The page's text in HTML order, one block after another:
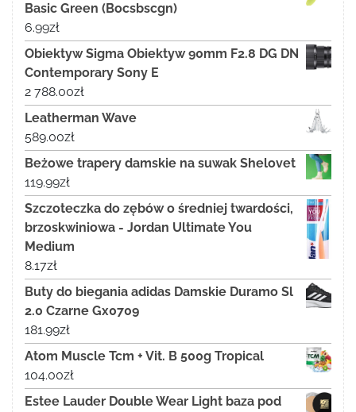
Basic Green (Bocsbscgn)
6.99zł
Obiektyw Sigma Obiektyw 90mm F2.8 DG DN
Contemporary Sony E
2 788.00zł
Leatherman Wave
589.00zł
Beżowe trapery damskie na suwak Shelovet
119.99zł
Szczoteczka do zębów o średniej twardości,
brzoskwiniowa - Jordan Ultimate You
Medium
8.17zł
Buty do biegania adidas Damskie Duramo Sl
2.0 Czarne Gx0709
181.99zł
Atom Muscle Tcm + Vit. B 500g Tropical
104.00zł
Estee Lauder Double Wear Light baza pod